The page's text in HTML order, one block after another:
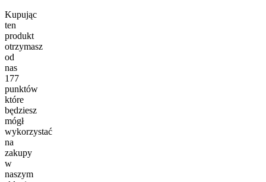
Kupując
ten
produkt
otrzymasz
od
nas
177
punktów
które
będziesz
mógł
wykorzystać
na
zakupy
w
naszym